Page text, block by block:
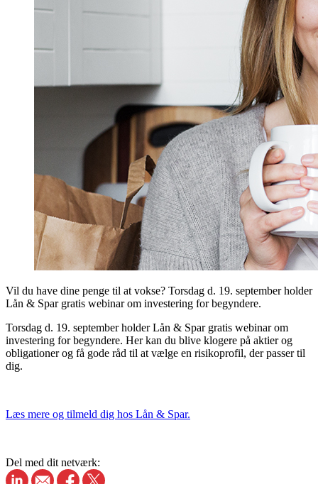
Vil du have dine penge til at vokse? Torsdag d. 19. september holder
Lån & Spar gratis webinar om investering for begyndere.
Torsdag d. 19. september holder Lån & Spar gratis webinar om
investering for begyndere. Her kan du blive klogere på aktier og
obligationer og få gode råd til at vælge en risikoprofil, der passer til
dig.
Læs mere og tilmeld dig hos Lån & Spar.
Del med dit netværk: